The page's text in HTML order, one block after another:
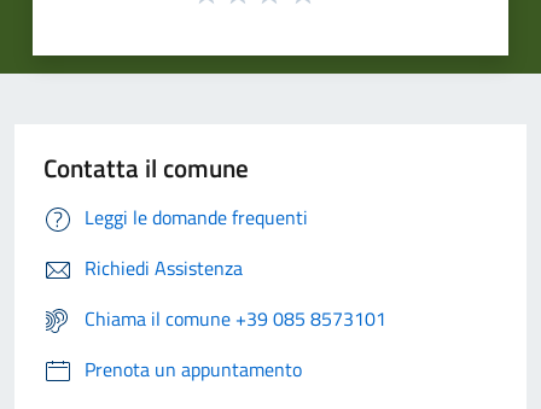
Contatta il comune
Leggi le domande frequenti
Richiedi Assistenza
Chiama il comune +39 085 8573101
Prenota un appuntamento